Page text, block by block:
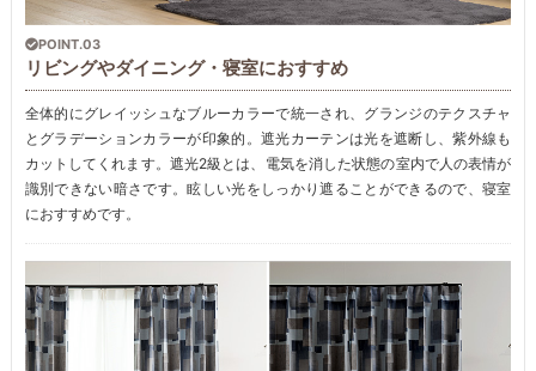
POINT.03
リビングやダイニング・寝室におすすめ
全体的にグレイッシュなブルーカラーで統一され、グランジのテクスチャ
とグラデーションカラーが印象的。遮光カーテンは光を遮断し、紫外線も
カットしてくれます。遮光2級とは、電気を消した状態の室内で人の表情が
識別できない暗さです。眩しい光をしっかり遮ることができるので、寝室
におすすめです。